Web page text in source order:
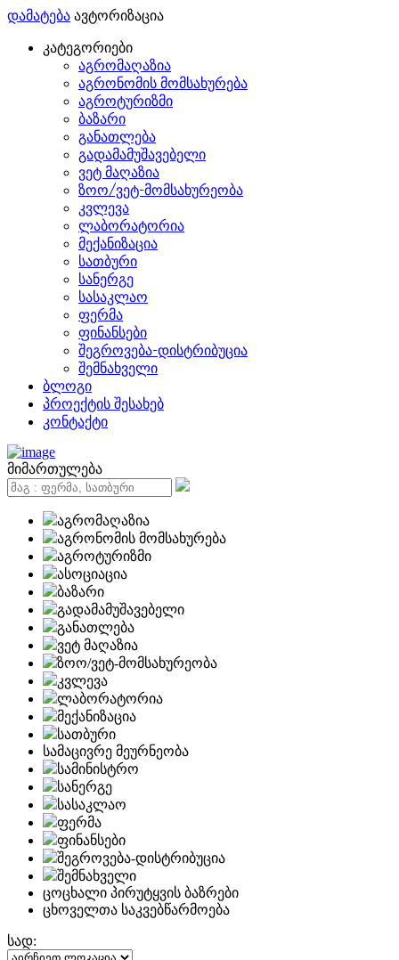
დამატება ავტორიზაცია
კატეგორიები
აგრომაღაზია
აგრონომის მომსახურება
აგროტურიზმი
ბაზარი
განათლება
გადამამუშავებელი
ვეტ მაღაზია
ზოო/ვეტ-მომსახურეობა
კვლევა
ლაბორატორია
მექანიზაცია
სათბური
სანერგე
სასაკლაო
ფერმა
ფინანსები
შეგროვება-დისტრიბუცია
შემნახველი
ბლოგი
პროექტის შესახებ
კონტაქტი
მიმართულება
აგრომაღაზია
აგრონომის მომსახურება
აგროტურიზმი
ასოციაცია
ბაზარი
გადამამუშავებელი
განათლება
ვეტ მაღაზია
ზოო/ვეტ-მომსახურეობა
კვლევა
ლაბორატორია
მექანიზაცია
სათბური
სამაცივრე მეურნეობა
სამინისტრო
სანერგე
სასაკლაო
ფერმა
ფინანსები
შეგროვება-დისტრიბუცია
შემნახველი
ცოცხალი პირუტყვის ბაზრები
ცხოველთა საკვებწარმოება
სად: